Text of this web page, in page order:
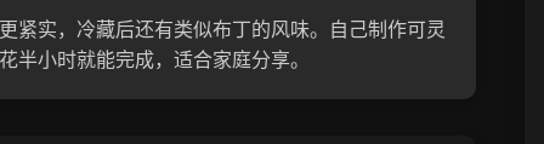
紧实，冷藏后还有类似布丁的风味。自己制作可灵
小时就能完成，适合家庭分享。